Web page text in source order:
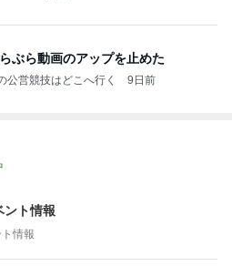
ぶら動画のアップを止めた
公営競技はどこへ行く 9日前
ント情報
情報